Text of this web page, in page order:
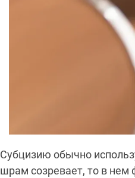
Субцизию обычно
шрам созревает, то в нем